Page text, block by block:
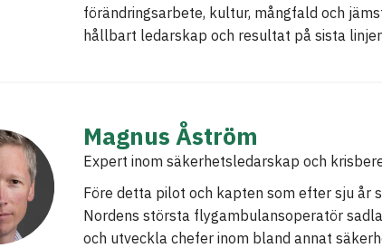
förändringsarbete, kultur, mångfald och
hållbart ledarskap och resultat på sista
Magnus Åström
Expert inom säkerhetsledarskap och
Före detta pilot och kapten som efter sju år
Nordens största flygambulansoperatör
och utveckla chefer inom bland annat